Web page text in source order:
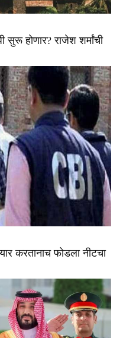
होणार? राजेश शर्मांची
करतानाच फोडला नीटचा